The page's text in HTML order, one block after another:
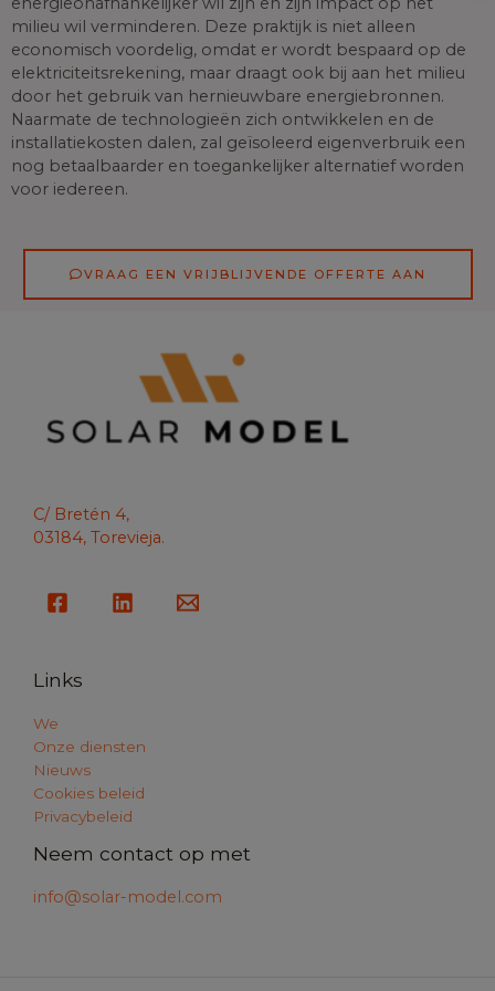
milieu wil verminderen. Deze praktijk is niet alleen
economisch voordelig, omdat er wordt bespaard op de
elektriciteitsrekening, maar draagt ook bij aan het milieu
door het gebruik van hernieuwbare energiebronnen.
Naarmate de technologieën zich ontwikkelen en de
installatiekosten dalen, zal geïsoleerd eigenverbruik een
nog betaalbaarder en toegankelijker alternatief worden
voor iedereen.
VRAAG EEN VRIJBLIJVENDE OFFERTE AAN
C/ Bretén 4,
03184, Torevieja.
Links
We
Onze diensten
Nieuws
Cookies beleid
Privacybeleid
Neem contact op met
info@solar-model.com